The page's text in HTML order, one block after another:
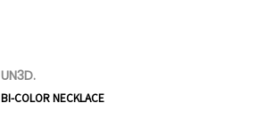
UN3D.
BI-COLOR NECKLACE